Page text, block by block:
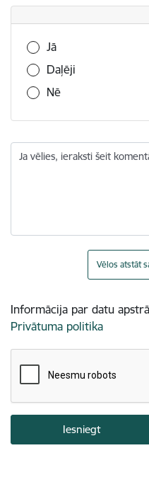
Vai šī informācija bija
Jā
Daļēji
Nē
Ja vēlies, ieraksti šeit
Vēlos atstāt
Informācija par datu
Privātuma politika